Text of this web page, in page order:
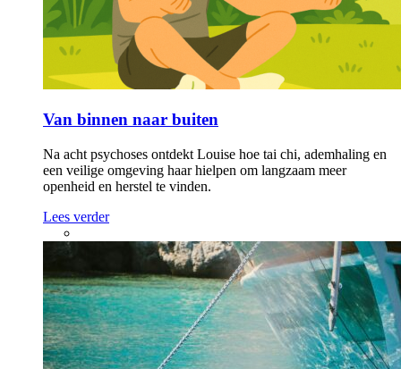
Van binnen naar buiten
Na acht psychoses ontdekt Louise hoe tai chi, ademhaling en
een veilige omgeving haar hielpen om langzaam meer
openheid en herstel te vinden.
Lees verder